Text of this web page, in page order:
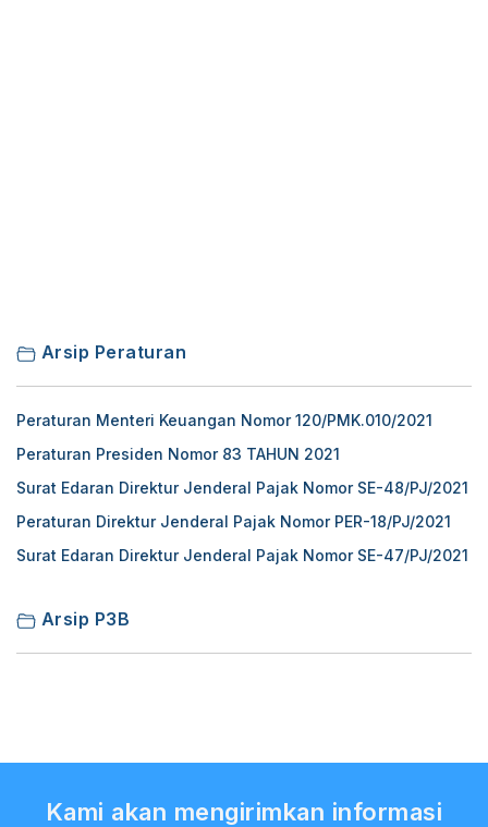
Arsip Peraturan
Peraturan Menteri Keuangan Nomor 120/PMK.010/2021
Peraturan Presiden Nomor 83 TAHUN 2021
Surat Edaran Direktur Jenderal Pajak Nomor SE-48/PJ/2021
Peraturan Direktur Jenderal Pajak Nomor PER-18/PJ/2021
Surat Edaran Direktur Jenderal Pajak Nomor SE-47/PJ/2021
Arsip P3B
Kami akan mengirimkan informasi